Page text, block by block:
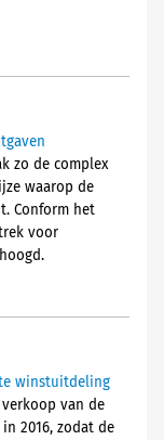
zo de complex
waarop de
Conform het
voor
winstuitdeling
van de
2016, zodat de